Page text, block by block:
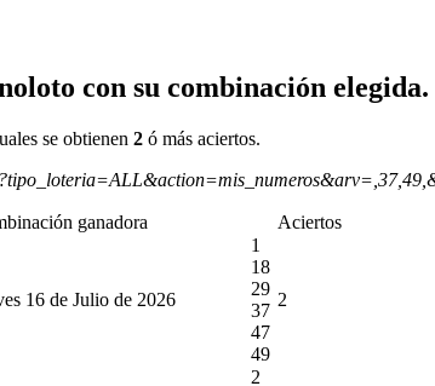
con su combinación elegida.
se obtienen 2 ó más aciertos.
ganadora Aciertos
16 de Julio de 2026
1
18
29
37
47
49
2
2